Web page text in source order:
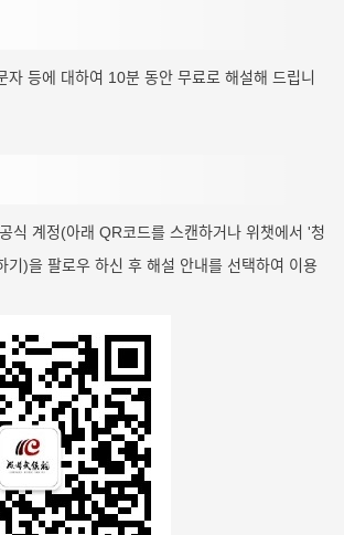
자 등에 대하여 10분 동안 무료로 해설해 드립니
식 계정(아래 QR코드를 스캔하거나 위챗에서 '청
기)을 팔로우 하신 후 해설 안내를 선택하여 이용